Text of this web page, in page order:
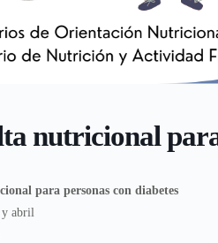
nutricional
para personas con diabetes
y abril